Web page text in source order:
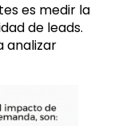
es medir la
de leads.
analizar